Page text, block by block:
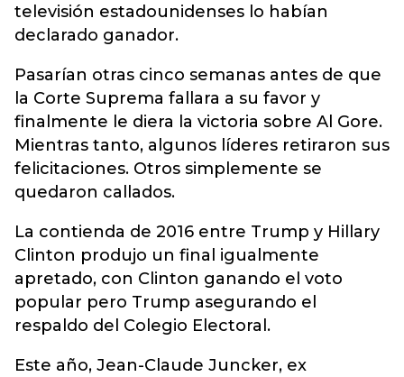
televisión estadounidenses lo habían
declarado ganador.
Pasarían otras cinco semanas antes de que
la Corte Suprema fallara a su favor y
finalmente le diera la victoria sobre Al Gore.
Mientras tanto, algunos líderes retiraron sus
felicitaciones. Otros simplemente se
quedaron callados.
La contienda de 2016 entre Trump y Hillary
Clinton produjo un final igualmente
apretado, con Clinton ganando el voto
popular pero Trump asegurando el
respaldo del Colegio Electoral.
Este año, Jean-Claude Juncker, ex